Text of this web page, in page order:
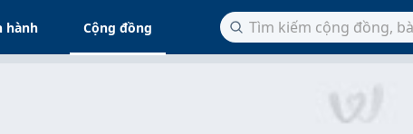
hành Cộng đồng